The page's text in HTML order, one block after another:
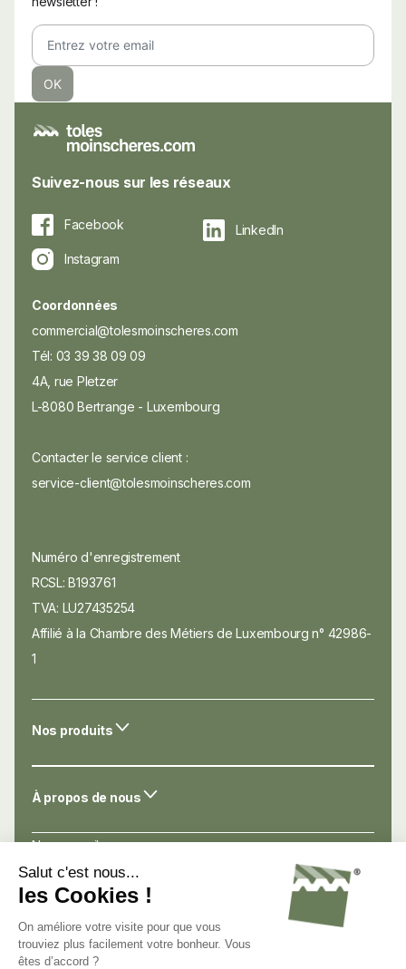
Suivez-nous sur les réseaux
Facebook
LinkedIn
Instagram
Coordonnées
commercial@tolesmoinscheres.com
Tél: 03 39 38 09 09
4A, rue Pletzer
L-8080 Bertrange - Luxembourg
Contacter le service client :
service-client@tolesmoinscheres.com
Numéro d'enregistrement
RCSL: B193761
TVA: LU27435254
Affilié à la Chambre des Métiers de Luxembourg n° 42986-
1
À propos de nous
Nos conseils
Nos atouts
Avis de nos clients
Nous connaître
Nous contacter
Nos produits